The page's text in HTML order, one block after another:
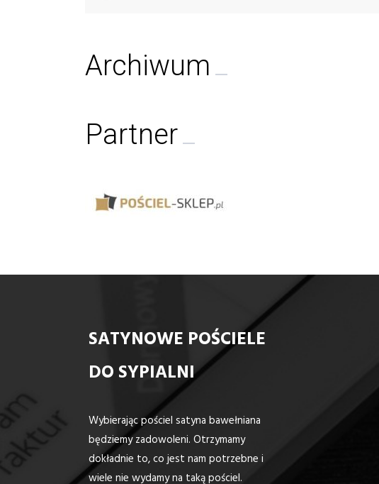
Archiwum
Partner
SATYNOWE POŚCIELE
DO SYPIALNI
Wybierając pościel satyna bawełniana
będziemy zadowoleni. Otrzymamy
dokładnie to, co jest nam potrzebne i
wiele nie wydamy na taką pościel.